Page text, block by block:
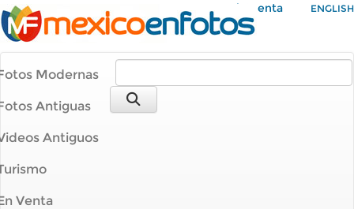
Mi Cuenta ENGLISH
Modernas
Antiguas
Antiguos
Venta